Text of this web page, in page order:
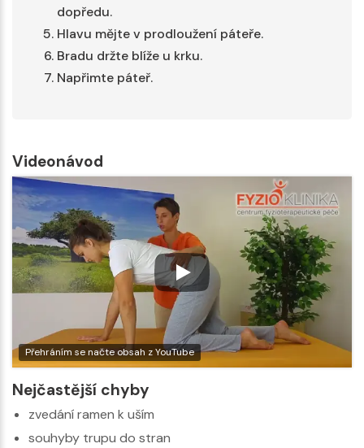
dopředu.
Hlavu mějte v prodloužení páteře.
Bradu držte blíže u krku.
Napřimte páteř.
Videonávod
Přehráním se načte obsah z YouTube
Nejčastější chyby
zvedání ramen k uším
souhyby trupu do stran